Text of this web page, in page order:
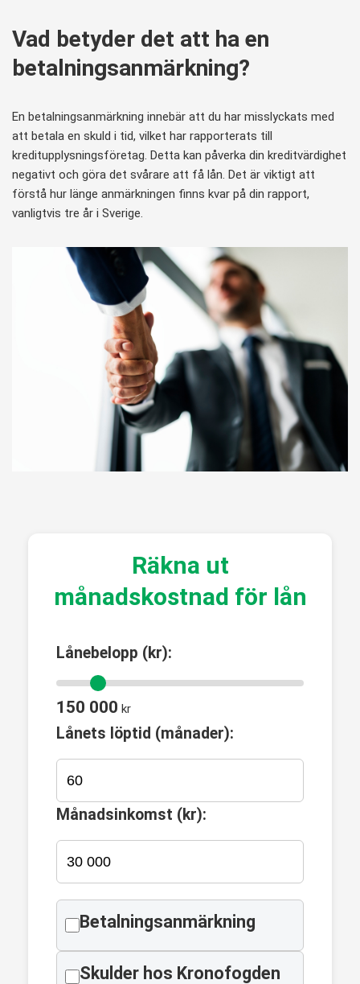
Vad betyder det att ha en
betalningsanmärkning?
En betalningsanmärkning innebär att du har misslyckats med
att betala en skuld i tid, vilket har rapporterats till
kreditupplysningsföretag. Detta kan påverka din kreditvärdighet
negativt och göra det svårare att få lån. Det är viktigt att
förstå hur länge anmärkningen finns kvar på din rapport,
vanligtvis tre år i Sverige.
Räkna ut
månadskostnad för lån
Lånebelopp (kr):
150 000 kr
Lånets löptid (månader):
Månadsinkomst (kr):
Betalningsanmärkning
Skulder hos Kronofogden